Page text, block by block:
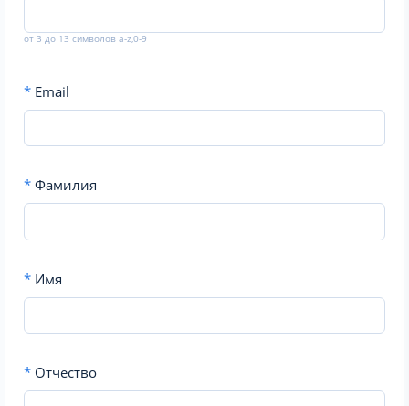
от 3 до 13 символов a-z,0-9
* Email
* Фамилия
* Имя
* Отчество